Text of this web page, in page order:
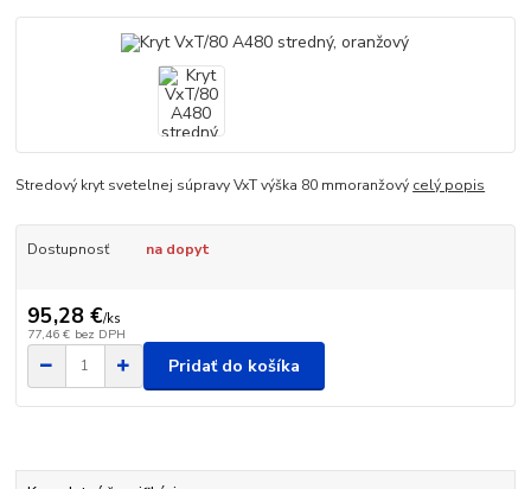
Stredový kryt svetelnej súpravy VxT výška 80 mmoranžový celý popis
Dostupnosť na dopyt
95,28 €/ks
77,46 € bez DPH
Pridať do košíka